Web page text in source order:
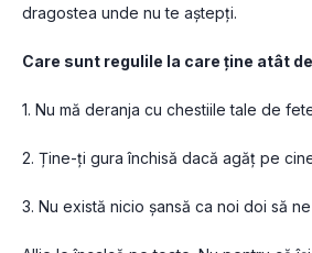
dragostea unde nu te aștepți.
Care sunt regulile la care ține atât
1. Nu mă deranja cu chestiile tale de
2. Ține-ți gura închisă dacă agăț pe
3. Nu există nicio șansă ca noi doi să ne